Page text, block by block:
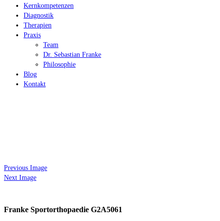
Kernkompetenzen
Diagnostik
Therapien
Praxis
Team
Dr. Sebastian Franke
Philosophie
Blog
Kontakt
Previous Image
Next Image
Franke Sportorthopaedie G2A5061